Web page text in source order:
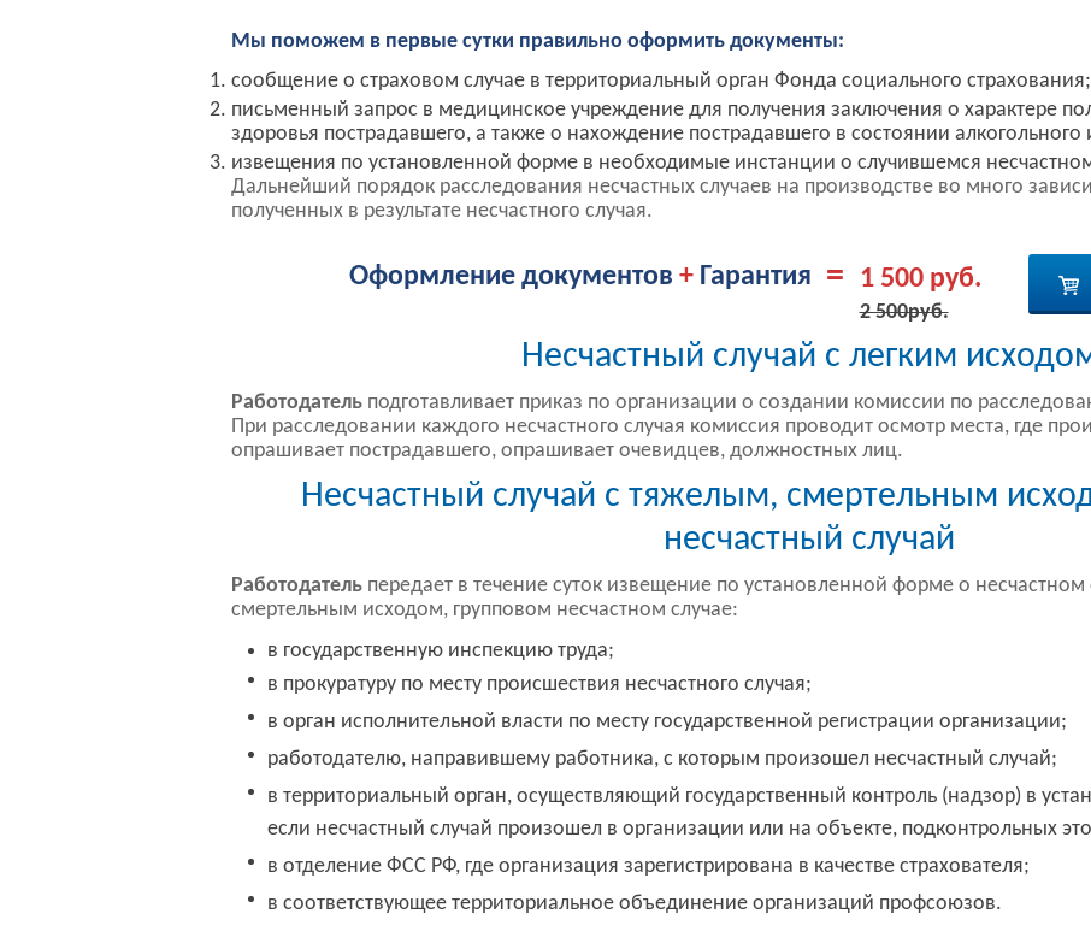
Мы поможем в первые сутки правильно оформить документы:
сообщение о страховом случае в территориальный орган Фонда социального страхования;
письменный запрос в медицинское учреждение для получения заключения о характере
здоровья пострадавшего, а также о нахождение пострадавшего в состоянии алкогольного
извещения по установленной форме в необходимые инстанции о случившемся
Дальнейший порядок расследования несчастных случаев на производстве во много
полученных в результате несчастного случая.
Оформление документов +Гарантия = 1 500 руб.
2 500руб.
Несчастный случай с легким
Работодатель подготавливает приказ по организации о создании комиссии по
При расследовании каждого несчастного случая комиссия проводит осмотр места, где
опрашивает пострадавшего, опрашивает очевидцев, должностных лиц.
Несчастный случай с тяжелым, смертельным
несчастный случай
Работодатель передает в течение суток извещение по установленной форме о
смертельным исходом, групповом несчастном случае:
в государственную инспекцию труда;
в прокуратуру по месту происшествия несчастного случая;
в орган исполнительной власти по месту государственной регистрации организации;
работодателю, направившему работника, с которым произошел несчастный случай;
в территориальный орган, осуществляющий государственный контроль (надзор) в
если несчастный случай произошел в организации или на объекте, подконтрольных
в отделение ФСС РФ, где организация зарегистрирована в качестве страхователя;
в соответствующее территориальное объединение организаций профсоюзов.